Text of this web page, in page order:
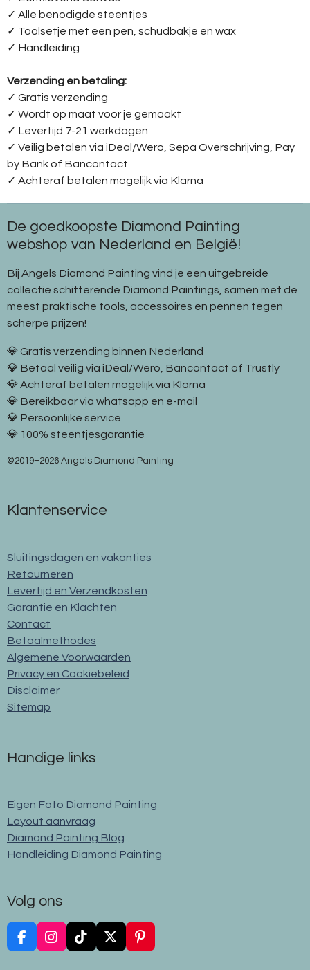
✓ Alle benodigde steentjes
✓ Toolsetje met een pen, schudbakje en wax
✓ Handleiding
Verzending en betaling:
✓ Gratis verzending
✓ Wordt op maat voor je gemaakt
✓ Levertijd 7-21 werkdagen
✓ Veilig betalen via iDeal/Wero, Sepa Overschrijving, Pay
by Bank of Bancontact
✓ Achteraf betalen mogelijk via Klarna
De goedkoopste Diamond Painting
webshop van Nederland en België!
Bij Angels Diamond Painting vind je een uitgebreide
collectie schitterende Diamond Paintings, samen met de
meest praktische tools, accessoires en pennen tegen
scherpe prijzen!
💎 Gratis verzending binnen Nederland
💎 Betaal veilig via iDeal/Wero, Bancontact of Trustly
💎 Achteraf betalen mogelijk via Klarna
💎 Bereikbaar via whatsapp en e-mail
💎 Persoonlijke service
💎 100% steentjesgarantie
©2019–2026 Angels Diamond Painting
Klantenservice
Sluitingsdagen en vakanties
Retourneren
Levertijd en Verzendkosten
Garantie en Klachten
Contact
Betaalmethodes
Algemene Voorwaarden
Privacy en Cookiebeleid
Disclaimer
Sitemap
Handige links
Eigen Foto Diamond Painting
Layout aanvraag
Diamond Painting Blog
Handleiding Diamond Painting
Volg ons
F
a
I
n
T
i
X
P
i